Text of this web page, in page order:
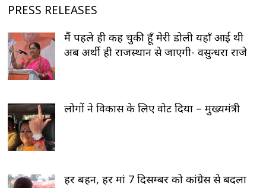
PRESS RELEASES
मैं पहले ही कह चुकी हूँ मेरी डोली यहाँ आई थी
अब अर्थी ही राजस्थान से जाएगी- वसुन्धरा राजे
लोगों ने विकास के लिए वोट दिया – मुख्यमंत्री
हर बहन, हर मां 7 दिसम्बर को कांग्रेस से बदला